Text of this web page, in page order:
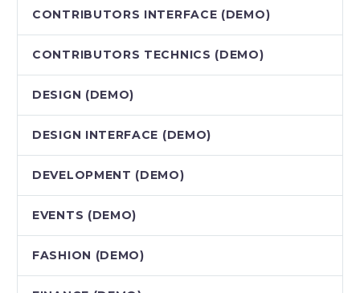
CONTRIBUTORS INTERFACE (DEMO)
CONTRIBUTORS TECHNICS (DEMO)
DESIGN (DEMO)
DESIGN INTERFACE (DEMO)
DEVELOPMENT (DEMO)
EVENTS (DEMO)
FASHION (DEMO)